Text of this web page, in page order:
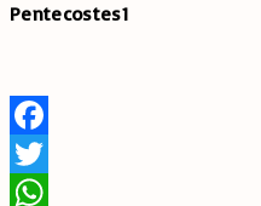
Pentecostes1
Facebook
Twitter